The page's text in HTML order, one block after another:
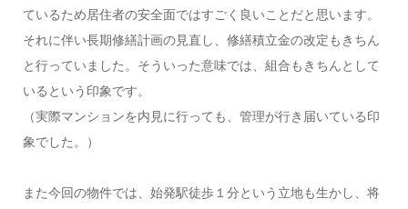
ているため居住者の安全面ではすごく良いことだと思います。
それに伴い長期修繕計画の見直し、修繕積立金の改定もきちん
と行っていました。そういった意味では、組合もきちんとして
いるという印象です。
（実際マンションを内見に行っても、管理が行き届いている印
象でした。）
また今回の物件では、始発駅徒歩１分という立地も生かし、将